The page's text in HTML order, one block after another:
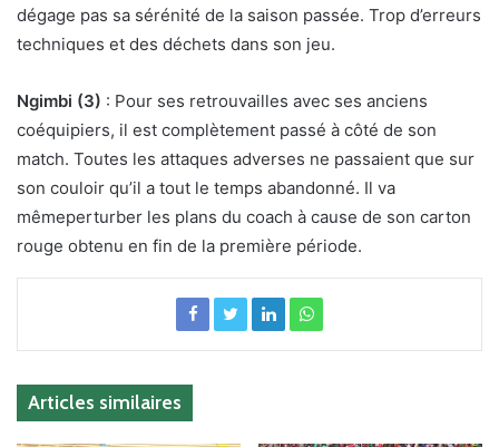
dégage pas sa sérénité de la saison passée. Trop d’erreurs
techniques et des déchets dans son jeu.
Ngimbi (3) : Pour ses retrouvailles avec ses anciens
coéquipiers, il est complètement passé à côté de son
match. Toutes les attaques adverses ne passaient que sur
son couloir qu’il a tout le temps abandonné. Il va
mêmeperturber les plans du coach à cause de son carton
rouge obtenu en fin de la première période.
Articles similaires